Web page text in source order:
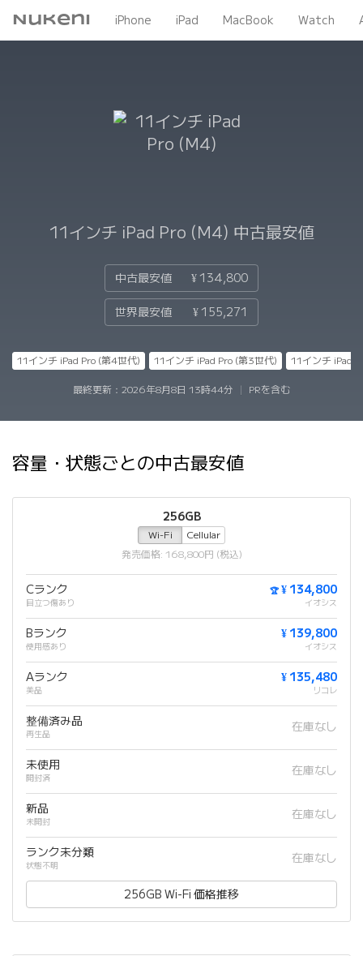
Nukeni iPhone iPad MacBook Watch
11インチ iPad Pro (M4) 中古最安値
中古最安値 ¥ 134,800
世界最安値 ¥ 155,271
11インチ iPad Pro (第4世代) 11インチ iPad Pro (第3世代) 11インチ iPad
最終更新： 2026年8月8日 13時44分 PRを含む
容量・状態ごとの中古最安値
256GB
Wi-Fi
Cellular
発売価格: 168,800円 (税込)
Cランク
目立つ傷あり
🏆 ¥ 134,800
イオシス
Bランク
使用感あり
¥ 139,800
イオシス
Aランク
美品
¥ 135,480
リコレ
整備済み品
再生品
在庫なし
未使用
開封済
在庫なし
新品
未開封
在庫なし
ランク未分類
状態不明
在庫なし
256GB Wi-Fi 価格推移